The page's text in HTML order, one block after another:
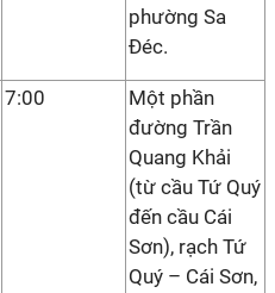
phường Sa
Đéc.
7:00
Một phần
đường Trần
Quang Khải
(từ cầu Tứ Quý
đến cầu Cái
Sơn), rạch Tứ
Quý – Cái Sơn,